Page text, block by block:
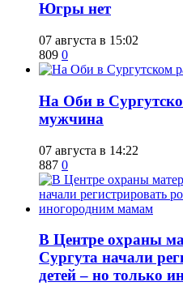
Югры нет
07 августа в 15:02
809 0
​На Оби в
мужчина
07 августа в 14:22
887 0
​В Центре охраны
Сургута начали
детей – но только